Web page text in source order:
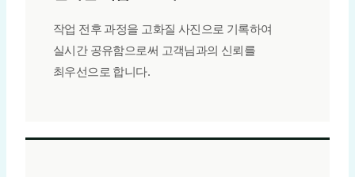
작업 전후 과정을 고화질 사진으로 기록하여
실시간 공유함으로써 고객님과의 신뢰를
최우선으로 합니다.